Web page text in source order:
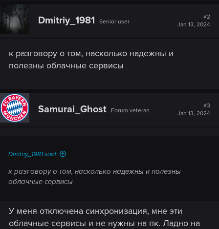
Dmitriy_1981 Senior user
#2
Jan 13, 2024
к разговору о том, насколько надежны и
полезны облачные сервисы
Samurai_Ghost Forum veteran
#3
Jan 13, 2024
Dmitriy_1981 said:
к разговору о том, насколько надежны и полезны
облачные сервисы
У меня отключена синхронизация, мне эти
облачные сервисы и не нужны на пк. Ладно на